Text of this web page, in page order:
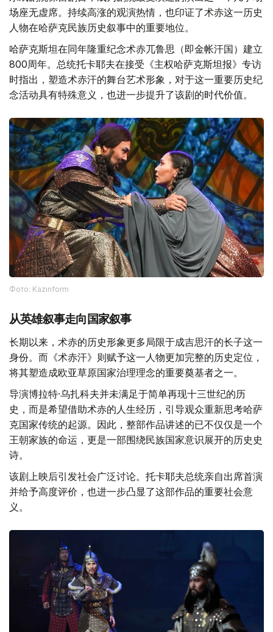
场座无虚席。持续高涨的观演热情，也印证了术赤这一历史
人物在哈萨克民族历史叙事中的重要地位。
哈萨克斯坦在同年隆重纪念术赤兀鲁思（即金帐汗国）建立
800周年。总统托卡耶夫在接受《主权哈萨克斯坦报》专访
时指出，塑造术赤汗的舞台艺术形象，对于这一重要历史纪
念活动具有特殊意义，也进一步提升了该剧的时代价值。
Фото: Kazinform
从英雄叙事走向国家叙事
长期以来，术赤的历史形象更多局限于成吉思汗的长子这一
身份。而《术赤汗》则赋予这一人物更加完整的历史定位，
将其塑造成欧亚草原国家治理理念的重要奠基者之一。
导演博拉特·乌扎科夫并未满足于简单再现十三世纪的历
史，而是希望借助术赤的人生经历，引导观众重新思考哈萨
克国家传统的起源。因此，整部作品讲述的已不仅仅是一个
王朝家族的命运，更是一部围绕民族国家意识展开的历史史
诗。
该剧上映后引发社会广泛讨论。托卡耶夫总统亲自出席首演
并给予高度评价，也进一步凸显了这部作品的重要社会意
义。